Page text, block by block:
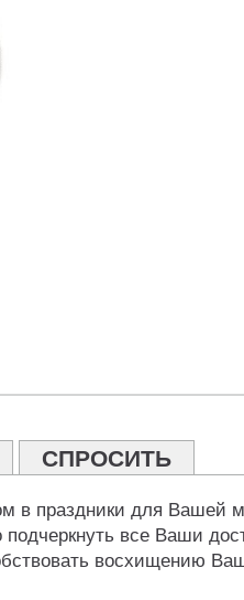
СПРОСИТЬ
в праздники для Вашей
подчеркнуть все Ваши
восхищению